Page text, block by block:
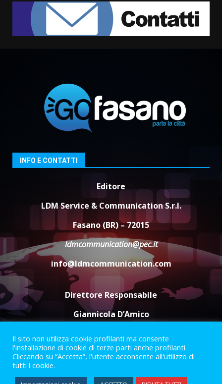
1
Grande successo per la “Sagra
del Pesce Spada” a Savelletri
9 Agosto 2026 07:32
ottenere l’iscrizione
8 Agosto 2026 19:55
3
La Banda Città di Fasano apre
Savelletri in festa, domani sera
grande spettacolo con Uccio De
Santis
8 Agosto 2026 07:30
Politiche Giovanili e Mobilità
Sostenibile: premiati gli studenti
universitari del bando “La strada
giusta”
8 Agosto 2026 07:15
INFO E CONTATTI
Editore
LDM Service & Communication S.r.l.
Fasano (BR) – 72015
ldmcommunication@pec.it
info@ldmcommunication.com
Direttore Responsabile
Giannicola D’Amico
Termini e Condizioni
Privacy Policy
Informazioni Legali
Facebook
Instagram
Youtube
Il sito non utilizza cookie profilanti ma consente
l'installazione di cookie di terze parti anche profilanti.
Cliccando su “Accetta”, l'utente acconsente all'utilizzo di
tutti i cookie.